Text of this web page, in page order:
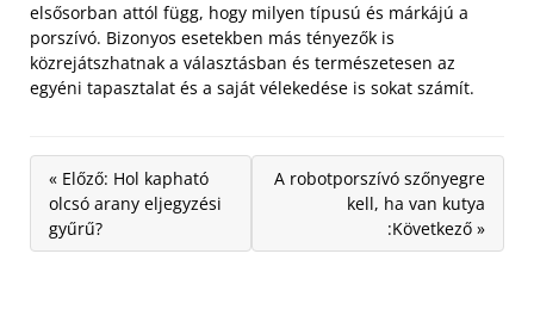
elsősorban attól függ, hogy milyen típusú és márkájú a
porszívó. Bizonyos esetekben más tényezők is
közrejátszhatnak a választásban és természetesen az
egyéni tapasztalat és a saját vélekedése is sokat számít.
« Előző: Hol kapható
olcsó arany eljegyzési
gyűrű?
A robotporszívó szőnyegre
kell, ha van kutya
:Következő »